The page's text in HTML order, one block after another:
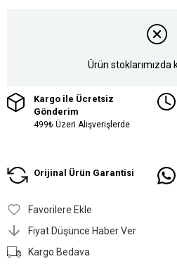
Ürün stoklarımızda
Kargo ile Ücretsiz
Gönderim
499₺ Üzeri Alışverişlerde
Orijinal Ürün Garantisi
Favorilere Ekle
Fiyat Düşünce Haber Ver
Kargo Bedava